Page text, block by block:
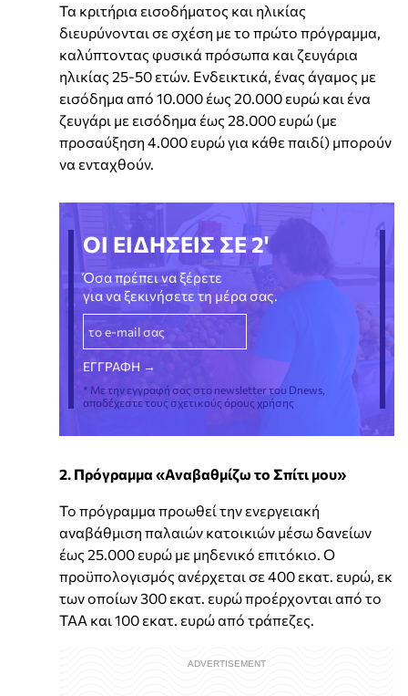
Τα κριτήρια εισοδήματος και ηλικίας
διευρύνονται σε σχέση με το πρώτο πρόγραμμα,
καλύπτοντας φυσικά πρόσωπα και ζευγάρια
ηλικίας 25-50 ετών. Ενδεικτικά, ένας άγαμος με
εισόδημα από 10.000 έως 20.000 ευρώ και ένα
ζευγάρι με εισόδημα έως 28.000 ευρώ (με
προσαύξηση 4.000 ευρώ για κάθε παιδί) μπορούν
να ενταχθούν.
ΟΙ ΕΙΔΗΣΕΙΣ ΣΕ 2'
Όσα πρέπει να ξέρετε
για να ξεκινήσετε τη μέρα σας.
* Με την εγγραφή σας στο newsletter του Dnews,
αποδέχεστε τους σχετικούς όρους χρήσης
2. Πρόγραμμα «Αναβαθμίζω το Σπίτι μου»
Το πρόγραμμα προωθεί την ενεργειακή
αναβάθμιση παλαιών κατοικιών μέσω δανείων
έως 25.000 ευρώ με μηδενικό επιτόκιο. Ο
προϋπολογισμός ανέρχεται σε 400 εκατ. ευρώ, εκ
των οποίων 300 εκατ. ευρώ προέρχονται από το
ΤΑΑ και 100 εκατ. ευρώ από τράπεζες.